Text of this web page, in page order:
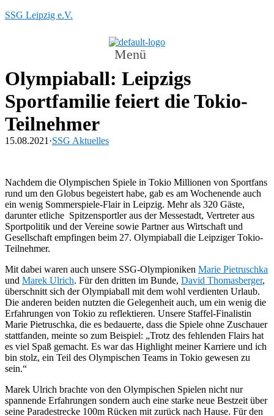
SSG Leipzig e.V.
Menü
Olympiaball: Leipzigs
Sportfamilie feiert die Tokio-
Teilnehmer
15.08.2021 ·SSG Aktuelles
Nachdem die Olympischen Spiele in Tokio Millionen von Sportfans
rund um den Globus begeistert habe, gab es am Wochenende auch
ein wenig Sommerspiele-Flair in Leipzig. Mehr als 320 Gäste,
darunter etliche Spitzensportler aus der Messestadt, Vertreter aus
Sportpolitik und der Vereine sowie Partner aus Wirtschaft und
Gesellschaft empfingen beim 27. Olympiaball die Leipziger Tokio-
Teilnehmer.
Mit dabei waren auch unsere SSG-Olympioniken Marie Pietruschka
und Marek Ulrich. Für den dritten im Bunde, David Thomasberger,
überschnitt sich der Olympiaball mit dem wohl verdienten Urlaub.
Die anderen beiden nutzten die Gelegenheit auch, um ein wenig die
Erfahrungen von Tokio zu reflektieren. Unsere Staffel-Finalistin
Marie Pietruschka, die es bedauerte, dass die Spiele ohne Zuschauer
stattfanden, meinte so zum Beispiel: „Trotz des fehlenden Flairs hat
es viel Spaß gemacht. Es war das Highlight meiner Karriere und ich
bin stolz, ein Teil des Olympischen Teams in Tokio gewesen zu
sein.“
Marek Ulrich brachte von den Olympischen Spielen nicht nur
spannende Erfahrungen sondern auch eine starke neue Bestzeit über
seine Paradestrecke 100m Rücken mit zurück nach Hause. Für den